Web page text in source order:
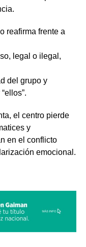
reafirma frente a
legal o ilegal,
del grupo y
el centro pierde
y
en el conflicto
emocional.